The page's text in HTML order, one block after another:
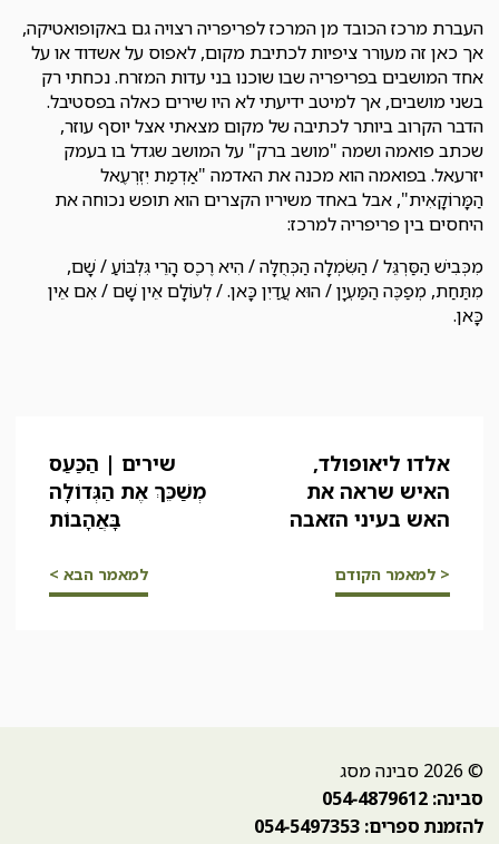
העברת מרכז הכובד מן המרכז לפריפריה רצויה גם באקופואטיקה,
אך כאן זה מעורר ציפיות לכתיבת מקום, לאפוס על אשדוד או על
אחד המושבים בפריפריה שבו שוכנו בני עדות המזרח. נכחתי רק
בשני מושבים, אך למיטב ידיעתי לא היו שירים כאלה בפסטיבל.
הדבר הקרוב ביותר לכתיבה של מקום מצאתי אצל יוסף עוזר,
שכתב פואמה ושמה "מושב ברק" על המושב שגדל בו בעמק
יזרעאל. בפואמה הוא מכנה את האדמה "אַדְמַת יִזְרְעֶאל
הַמָּרוֹקָאִית", אבל באחד משיריו הקצרים הוא תופש נכוחה את
היחסים בין פריפריה למרכז:
מִכְּבִישׁ הַסַּרְגֵּל / הַשִּׂמְלָה הַכְּחֻלָּה / הִיא רֶכֶס הָרֵי גִּלְבּוֹעַ / שָׁם,
מִתַּחַת, מְפַכֶּה הַמַּעְיָן / הוּא עֲדַיִן כָּאן. / לְעוֹלָם אֵין שָׁם / אִם אֵין
כָּאן.
אלדו ליאופולד,
האיש שראה את
האש בעיני הזאבה
< למאמר הקודם
שירים | הַכַּעַס
מְשַׁכֵּךְ אֶת הַגְּדוֹלָה
בָּאֲהָבוֹת
למאמר הבא >
© 2026 סבינה מסג
סבינה: 054-4879612
להזמנת ספרים: 054-5497353